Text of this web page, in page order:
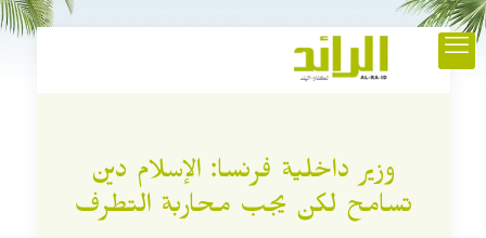
وزير داخلية فرنسا: الإسلام دين
تسامح لكن يجب محاربة التطرف